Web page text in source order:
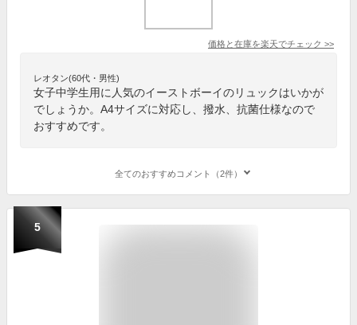
価格と在庫を楽天でチェック >>
レオタン(60代・男性)
女子中学生用に人気のイーストボーイのリュックはいかが
でしょうか。A4サイズに対応し、撥水、抗菌仕様なので
おすすめです。
全てのおすすめコメント（2件）
5